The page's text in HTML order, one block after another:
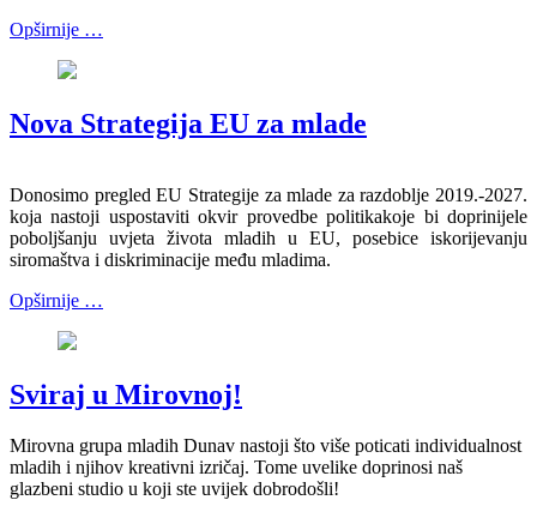
Opširnije …
Nova Strategija EU za mlade
Donosimo pregled EU Strategije za mlade za razdoblje 2019.-2027.
koja nastoji uspostaviti okvir provedbe politikakoje bi doprinijele
poboljšanju uvjeta života mladih u EU, posebice iskorijevanju
siromaštva i diskriminacije među mladima.
Opširnije …
Sviraj u Mirovnoj!
Mirovna grupa mladih Dunav nastoji što više poticati individualnost
mladih i njihov kreativni izričaj. Tome uvelike doprinosi naš
glazbeni studio u koji ste uvijek dobrodošli!